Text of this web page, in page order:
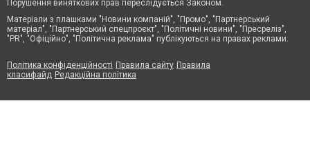
Порушення виняткових прав переслідується Законом.
Матеріали з плашками "Новини компаній", "Промо", "Партнерський
матеріал", "Партнерський спецпроєкт", "Політичні новини", "Пресреліз",
"PR", "Офіційно", "Політична реклама" публікуються на правах реклами.
Політика конфіденційності Правила сайту Правила
класифайд Редакційна політика